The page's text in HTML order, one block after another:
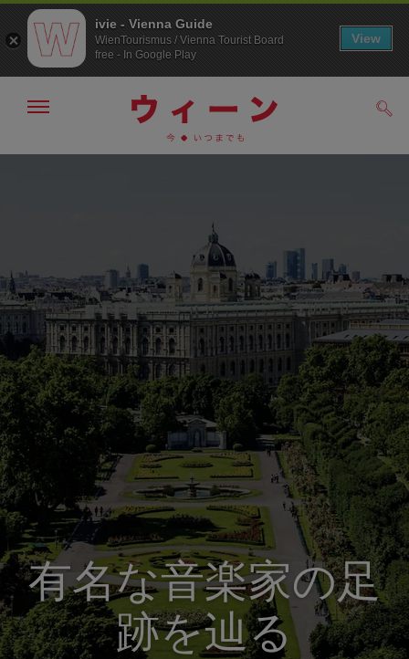
ト
ッ
プ
へ
メ
有名な音楽家の足
跡を辿る
ivie - Vienna Guide
WienTourismus / Vienna Tourist Board
free - In Google Play
View